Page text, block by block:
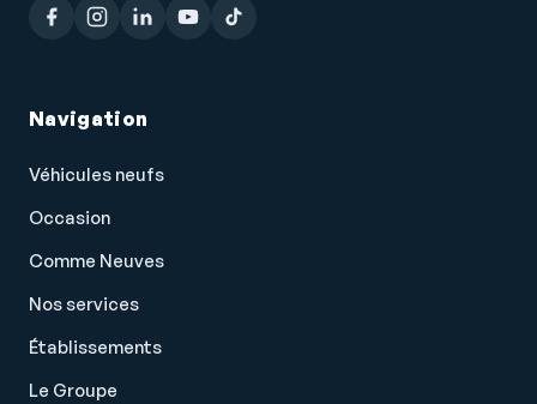
Navigation
Véhicules neufs
Occasion
Comme Neuves
Nos services
Établissements
Le Groupe